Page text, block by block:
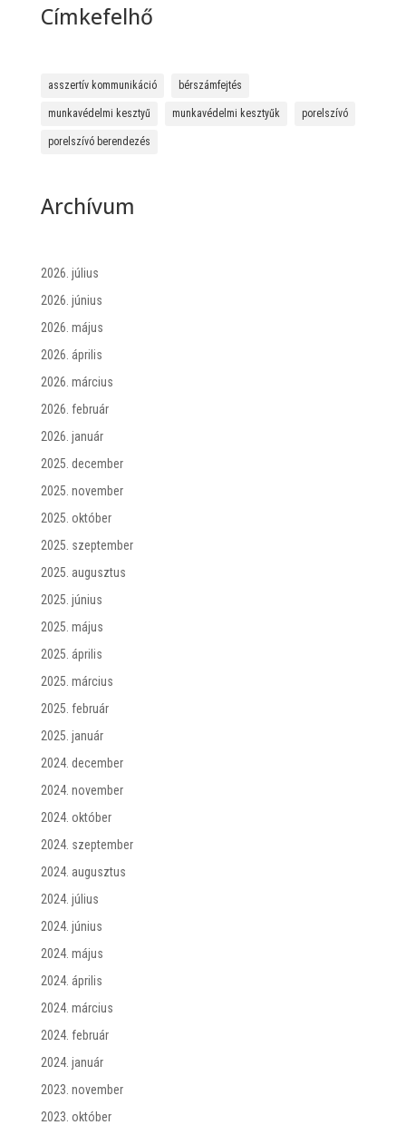
Címkefelhő
asszertív kommunikáció bérszámfejtés
munkavédelmi kesztyű munkavédelmi kesztyűk porelszívó
porelszívó berendezés
Archívum
2026. július
2026. június
2026. május
2026. április
2026. március
2026. február
2026. január
2025. december
2025. november
2025. október
2025. szeptember
2025. augusztus
2025. június
2025. május
2025. április
2025. március
2025. február
2025. január
2024. december
2024. november
2024. október
2024. szeptember
2024. augusztus
2024. július
2024. június
2024. május
2024. április
2024. március
2024. február
2024. január
2023. november
2023. október